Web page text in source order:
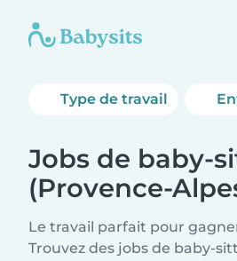
Type de travail
Jobs de baby-
(Provence-
Le travail parfait pour
Trouvez des jobs de baby-